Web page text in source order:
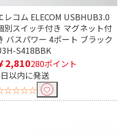
レコム ELECOM USBHUB3.0
別スイッチ付き マグネット付
バスパワー 4ポート ブラック
S418BBK
2,810280ポイント
以内に発送
Gen1対応